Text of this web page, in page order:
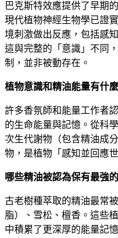
巴克斯特效應提供了早期
現代植物神經生物學已證
境刺激做出反應，包括感
這與完整的「意識」不同
制，並非被動存在。
植物意識和精油能量有什
許多香氛師和能量工作者
的生命能量與記憶。從科
次生代謝物（包含精油成
物，是植物「感知並回應
哪些精油被認為保有最強
古老樹種萃取的精油最常
脂）、雪松、檀香。這些
中積累了更深厚的能量記